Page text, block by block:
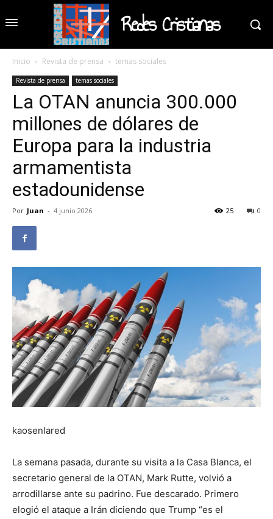
Redes Cristianas
Inicio Revista de prensa temas sociales
Revista de prensa temas sociales
La OTAN anuncia 300.000
millones de dólares de
Europa para la industria
armamentista
estadounidense
Por Juan - 4 junio 2026 0
25
kaosenlared
La semana pasada, durante su visita a la Casa Blanca, el
secretario general de la OTAN, Mark Rutte, volvió a
arrodillarse ante su padrino. Fue descarado. Primero
elogió el ataque a Irán diciendo que Trump “es el